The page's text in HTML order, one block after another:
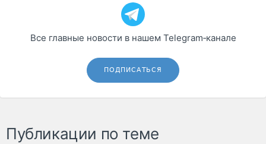
Все главные новости в нашем Telegram‑канале
ПОДПИСАТЬСЯ
Публикации по теме